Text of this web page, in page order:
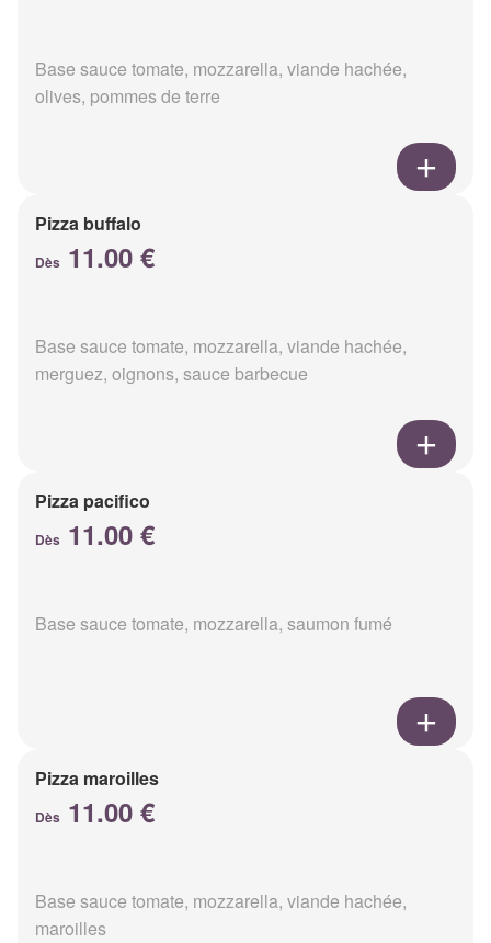
Base sauce tomate, mozzarella, viande hachée,
olives, pommes de terre
Pizza buffalo
Dès 11.00 €
Base sauce tomate, mozzarella, viande hachée,
merguez, oignons, sauce barbecue
Pizza pacifico
Dès 11.00 €
Base sauce tomate, mozzarella, saumon fumé
Pizza maroilles
Dès 11.00 €
Base sauce tomate, mozzarella, viande hachée,
maroilles